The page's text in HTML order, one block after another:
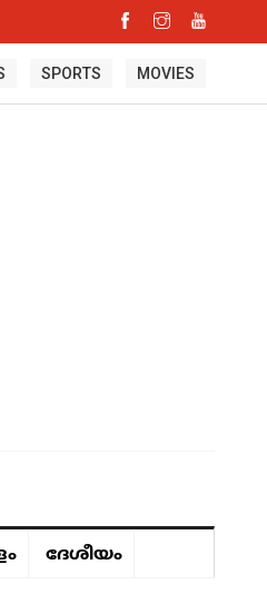
SPORTS MOVIES
ദേശീയം